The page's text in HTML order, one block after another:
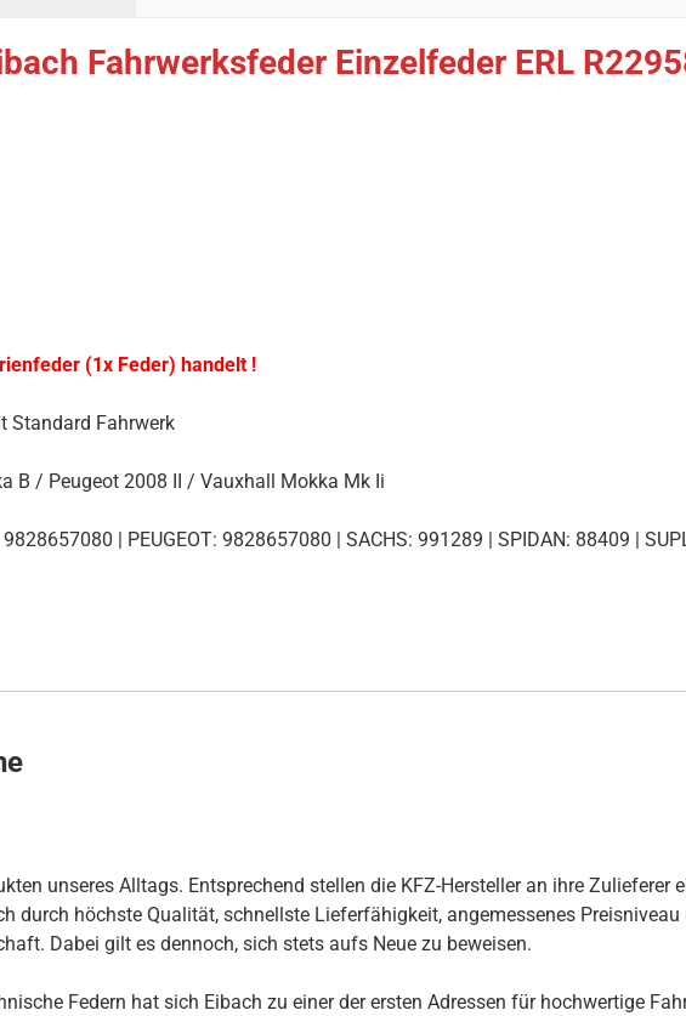
Fahrwerksfeder Einzelfeder ERL
(1x Feder) handelt !
Standard Fahrwerk
B / Peugeot 2008 II / Vauxhall Mokka Mk Ii
| PEUGEOT: 9828657080 | SACHS: 991289 | SPIDAN: 88409 |
unseres Alltags. Entsprechend stellen die KFZ-Hersteller an ihre
durch höchste Qualität, schnellste Lieferfähigkeit, angemessenes
Dabei gilt es dennoch, sich stets aufs Neue zu beweisen.
Federn hat sich Eibach zu einer der ersten Adressen für hochwertige